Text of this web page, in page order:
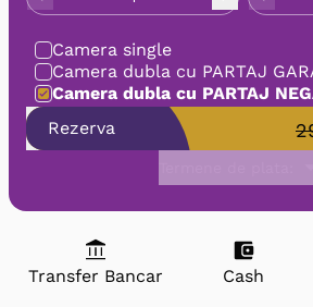
Camera single
Camera dubla cu PARTAJ
Camera dubla cu PARTAJ
Rezerva
Transfer Bancar Cash